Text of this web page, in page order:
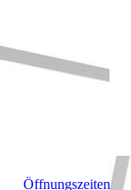
Öffnungszeiten